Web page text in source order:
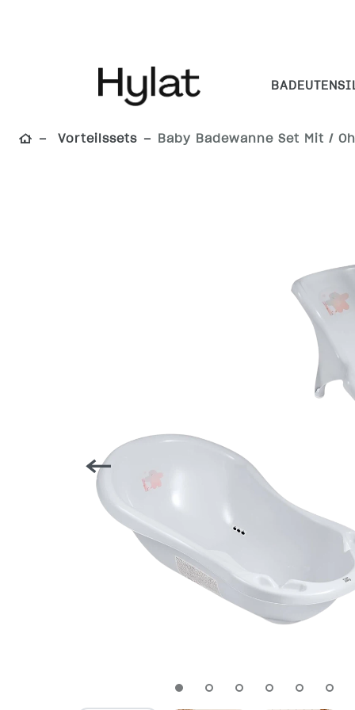
Vorteilssets Baby Badewanne Set Mit /